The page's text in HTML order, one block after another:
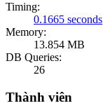
Timing:
0.1665 seconds
Memory:
13.854 MB
DB Queries:
26
Thành viên